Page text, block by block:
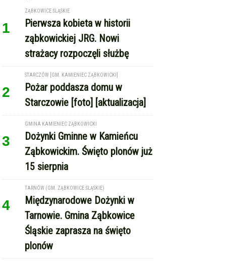
1
ZĄBKOWICE ŚLĄSKIE
Pierwsza kobieta w historii
ząbkowickiej JRG. Nowi
strażacy rozpoczęli służbę
2
STARCZÓW [GM. KAMIENIEC ZĄBKOWICKI]
Pożar poddasza domu w
Starczowie [foto] [aktualizacja]
3
GMINA KAMIENIEC ZĄBKOWICKI
Dożynki Gminne w Kamieńcu
Ząbkowickim. Święto plonów już
15 sierpnia
4
TARNÓW (GM. ZĄBKOWICE ŚLĄSKIE)
Międzynarodowe Dożynki w
Tarnowie. Gmina Ząbkowice
Śląskie zaprasza na święto
plonów